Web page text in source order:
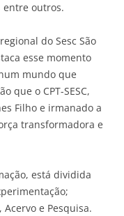
entre outros.
do Sesc São
esse momento
mundo que
que o CPT-SESC,
Filho e irmanado a
transformadora e
está dividida
e Pesquisa.